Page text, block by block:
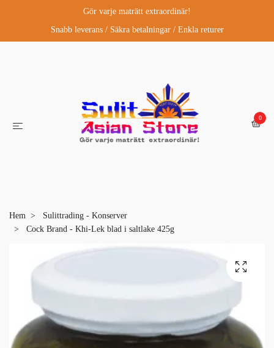
Gör varje maträtt extraordinär!
Snabb leverans / Säkra betalningar / Enkla returer
0
Hem
Sulittrading - Konserver
Cock Brand - Khi-Lek blad i saltlake 425g